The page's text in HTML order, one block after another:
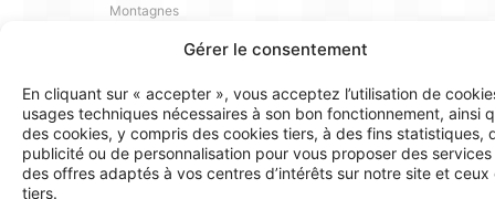
Gérer le consentement
En cliquant sur « accepter », vous acceptez l’utilisation de
usages techniques nécessaires à son bon fonctionnement, ainsi
des cookies, y compris des cookies tiers, à des fins statistiques,
publicité ou de personnalisation pour vous proposer des
des offres adaptés à vos centres d’intérêts sur notre site et ceux
tiers.
Montagnes
Orizon Média